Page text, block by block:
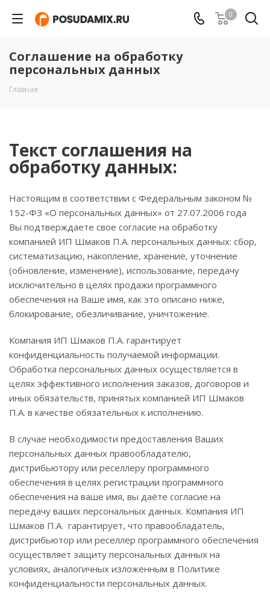
0
Соглашение на обработку
персональных данных
Главная
Текст соглашения на
обработку данных:
Настоящим в соответствии с Федеральным законом №
152-ФЗ «О персональных данных» от 27.07.2006 года
Вы подтверждаете свое согласие на обработку
компанией ИП Шмаков П.А. персональных данных: сбор,
систематизацию, накопление, хранение, уточнение
(обновление, изменение), использование, передачу
исключительно в целях продажи программного
обеспечения на Ваше имя, как это описано ниже,
блокирование, обезличивание, уничтожение.
Компания ИП Шмаков П.А. гарантирует
конфиденциальность получаемой информации.
Обработка персональных данных осуществляется в
целях эффективного исполнения заказов, договоров и
иных обязательств, принятых компанией ИП Шмаков
П.А. в качестве обязательных к исполнению.
В случае необходимости предоставления Ваших
персональных данных правообладателю,
дистрибьютору или реселлеру программного
обеспечения в целях регистрации программного
обеспечения на ваше имя, вы даёте согласие на
передачу ваших персональных данных. Компания ИП
Шмаков П.А. гарантирует, что правообладатель,
дистрибьютор или реселлер программного обеспечения
осуществляет защиту персональных данных на
условиях, аналогичных изложенным в Политике
конфиденциальности персональных данных.